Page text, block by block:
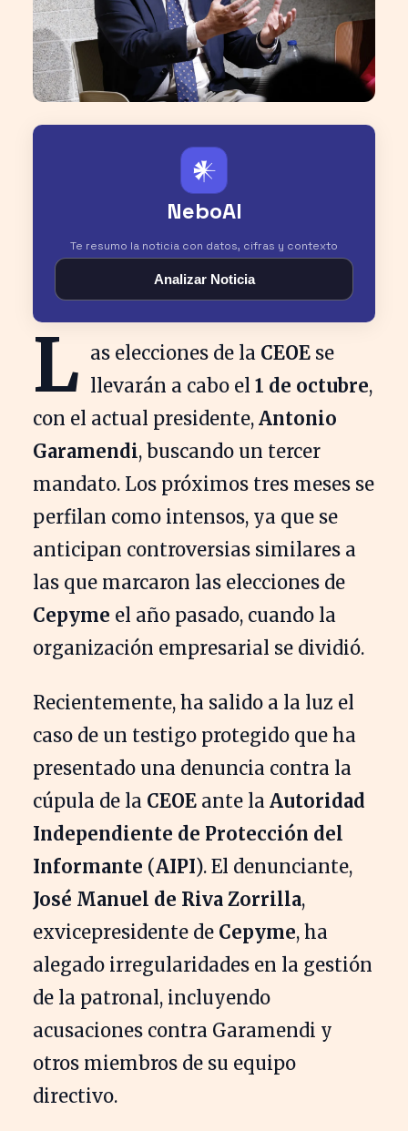
𒀭
NeboAI
Te resumo la noticia con datos, cifras y contexto
Analizar Noticia
L as elecciones de la CEOE se
llevarán a cabo el 1 de octubre,
con el actual presidente, Antonio
Garamendi, buscando un tercer
mandato. Los próximos tres meses se
perfilan como intensos, ya que se
anticipan controversias similares a
las que marcaron las elecciones de
Cepyme el año pasado, cuando la
organización empresarial se dividió.
Recientemente, ha salido a la luz el
caso de un testigo protegido que ha
presentado una denuncia contra la
cúpula de la CEOE ante la Autoridad
Independiente de Protección del
Informante (AIPI). El denunciante,
José Manuel de Riva Zorrilla,
exvicepresidente de Cepyme, ha
alegado irregularidades en la gestión
de la patronal, incluyendo
acusaciones contra Garamendi y
otros miembros de su equipo
directivo.